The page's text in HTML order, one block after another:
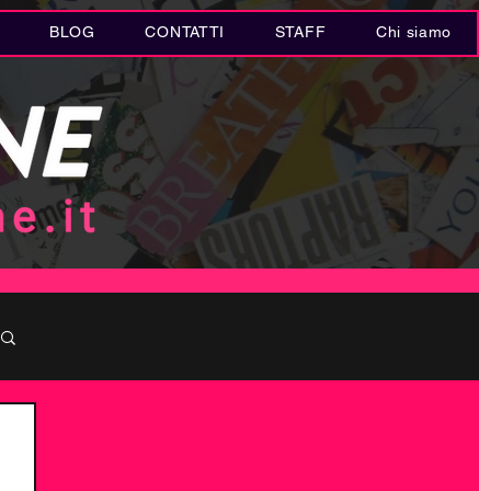
BLOG CONTATTI STAFF Chi siamo